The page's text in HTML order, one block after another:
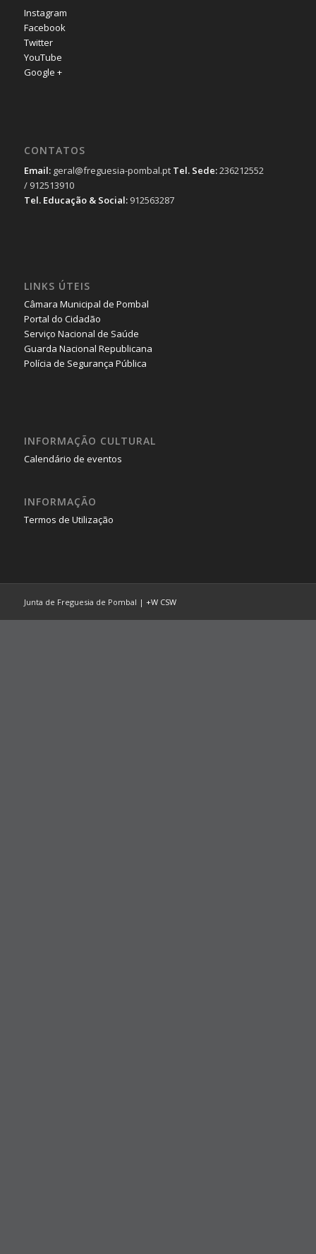
Instagram
Facebook
Twitter
YouTube
Google +
CONTATOS
Email:geral@freguesia-pombal.pt Tel. Sede:236212552
/ 912513910
Tel. Educação & Social: 912563287
LINKS ÚTEIS
Câmara Municipal de Pombal
Portal do Cidadão
Serviço Nacional de Saúde
Guarda Nacional Republicana
Polícia de Segurança Pública
INFORMAÇÃO CULTURAL
Calendário de eventos
INFORMAÇÃO
Termos de Utilização
Junta de Freguesia de Pombal | +W CSW